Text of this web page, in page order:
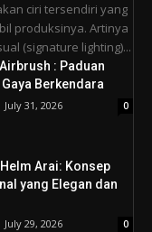
ciri tersendiri yang
produksinya. Artinya
(signature lighting)...
: Paduan
Berkendara
July 31, 2026 0
Arai: Konsep
yang Elegan dan
July 29, 2026 0